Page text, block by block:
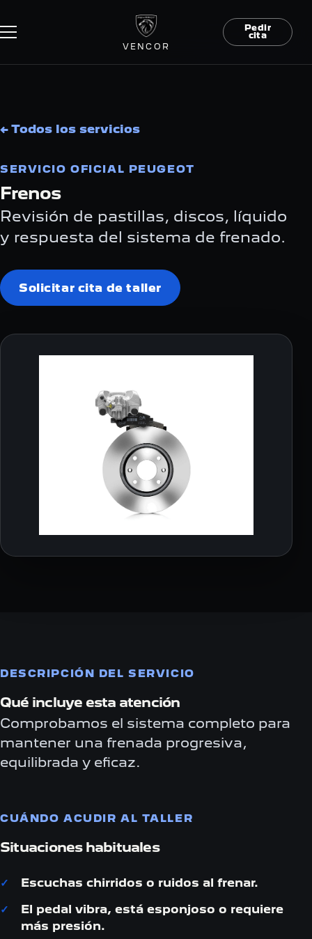
VENCOR
Pedir
cita
← Todos los servicios
SERVICIO OFICIAL PEUGEOT
Frenos
Revisión de pastillas, discos, líquido
y respuesta del sistema de frenado.
Solicitar cita de taller
DESCRIPCIÓN DEL SERVICIO
Qué incluye esta atención
Comprobamos el sistema completo para
mantener una frenada progresiva,
equilibrada y eficaz.
CUÁNDO ACUDIR AL TALLER
Situaciones habituales
Escuchas chirridos o ruidos al frenar.
El pedal vibra, está esponjoso o requiere
más presión.